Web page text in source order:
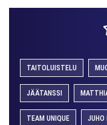
TAITOLUISTELU
JÄÄTANSSI
TEAM UNIQUE JUHO